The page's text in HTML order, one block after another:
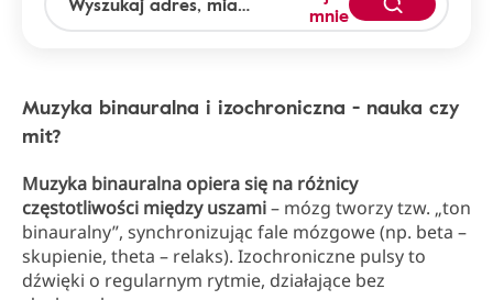
mnie
Muzyka binauralna i izochroniczna - nauka czy
mit?
Muzyka binauralna opiera się na różnicy
częstotliwości między uszami– mózg tworzy tzw. „ton
binauralny”, synchronizując fale mózgowe (np. beta –
skupienie, theta – relaks). Izochroniczne pulsy to
dźwięki o regularnym rytmie, działające bez